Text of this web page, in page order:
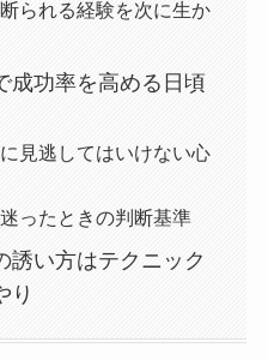
られる経験を次に生か
成功率を高める日頃
見逃してはいけない心
ったときの判断基準
誘い方はテクニック
り